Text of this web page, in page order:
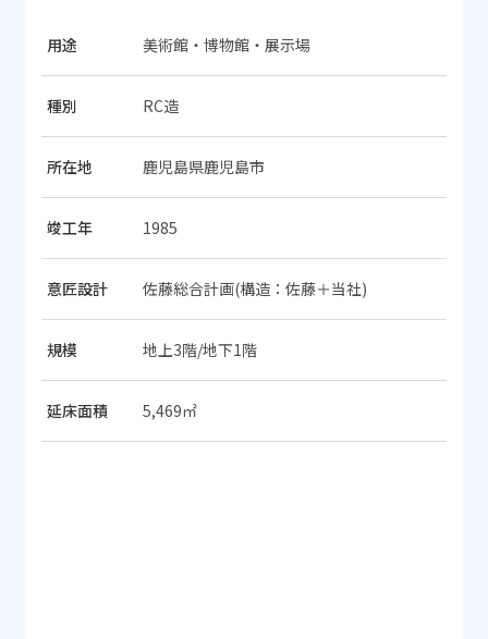
用途 美術館・博物館・展示場
種別 RC造
所在地 鹿児島県鹿児島市
竣工年 1985
意匠設計 佐藤総合計画(構造：佐藤＋当社)
規模 地上3階/地下1階
延床面積 5,469㎡